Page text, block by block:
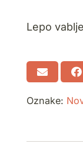
Lepo
Oznake: